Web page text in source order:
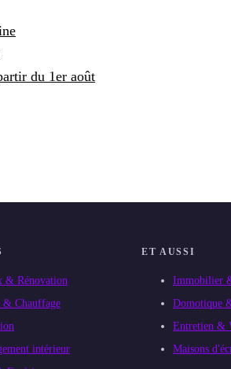
du 1er août
& Rénovation
& Chauffage
intérieur
ET AUSSI
Immobilier
Domotique
Entretien &
Maisons